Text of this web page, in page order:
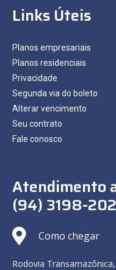
Links Úteis
Planos empresariais
Planos residenciais
Privacidade
Segunda via do boleto
Alterar vencimento
Seu contrato
Fale conosco
Atendimento
(94) 3198-
Como chegar
Rodovia